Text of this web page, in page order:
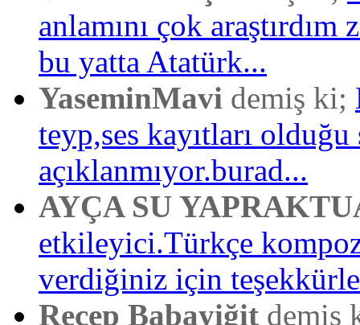
anlamını çok araştırdım
bu yatta Atatürk...
YaseminMavi demiş ki;
teyp,ses kayıtları
açıklanmıyor.burad...
AYÇA SU
etkileyici.Türkçe
verdiğiniz için
Recep Babayiğit demiş